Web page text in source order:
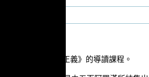
師的著作《阿含正義》的導讀課程。